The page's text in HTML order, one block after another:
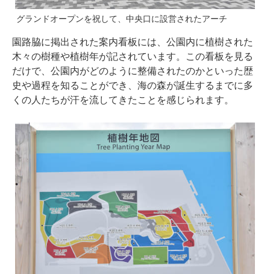
グランドオープンを祝して、中央口に設営されたアーチ
園路脇に掲出された案内看板には、公園内に植樹された
木々の樹種や植樹年が記されています。この看板を見る
だけで、公園内がどのように整備されたのかといった歴
史や過程を知ることができ、海の森が誕生するまでに多
くの人たちが汗を流してきたことを感じられます。